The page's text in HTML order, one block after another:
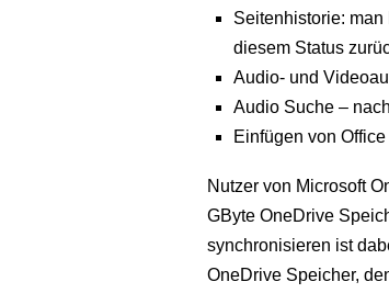
Seitenhistorie:
diesem Status
Audio- und
Audio Suche –
Einfügen von
Nutzer von Microsoft
GByte OneDrive
synchronisieren ist
OneDrive Speicher,